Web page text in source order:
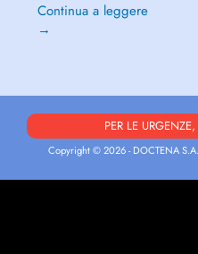
Continua a leggere
→
PER LE
Copyright © 2026 - DOCTENA